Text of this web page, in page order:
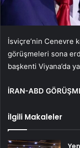
İsviçre’nin Cenevre
görüşmeleri sona
başkenti Viyana’da
İRAN-ABD
İlgili Makaleler